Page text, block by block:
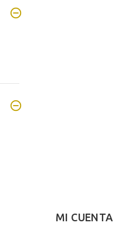
MI CUENTA